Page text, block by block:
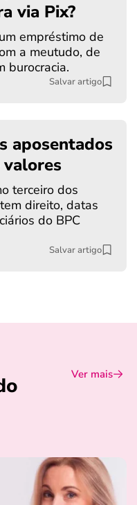
via Pix?
empréstimo de
a meutudo, de
burocracia.
Salvar artigo
aposentados
valores
terceiro dos
direito, datas
do BPC
Salvar artigo
Ver mais